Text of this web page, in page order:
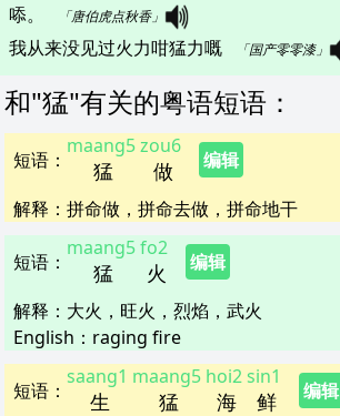
㖭。
「唐伯虎点秋香」
我从来没见过火力咁猛力嘅 「国产零零漆」
和"猛"有关的粤语短语 ：
短语 ： 猛
maang5
做
zou6
编辑
解释 ： 拼命做，拼命去做，拼命地干
短语 ： 猛
maang5
火
fo2
编辑
解释 ： 大火，旺火，烈焰，武火
English： raging fire
短语 ： 生
saang1
猛
maang5
海
hoi2
鲜
sin1
编辑